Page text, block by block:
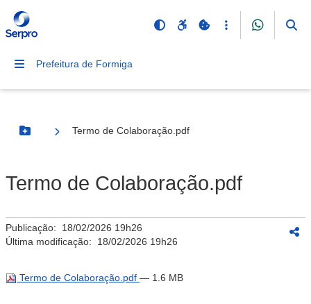
Prefeitura de Formiga
Botão Menu
Termo de Colaboração.pdf
Termo de Colaboração.pdf
Publicação: 18/02/2026 19h26
Última modificação: 18/02/2026 19h26
Termo de Colaboração.pdf — 1.6 MB